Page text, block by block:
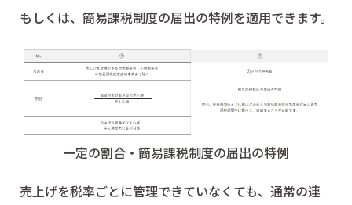
もしくは、簡易課税制度の届出の特例を適用できます。
一定の割合・簡易課税制度の届出の特例
売上げを税率ごとに管理できていなくても、通常の連